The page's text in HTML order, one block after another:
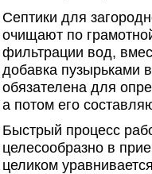
Септики для
очищают по
фильтрации вод,
добавка пузырьками
обязателена для
а потом его
Быстрый процесс
целесообразно в
целиком